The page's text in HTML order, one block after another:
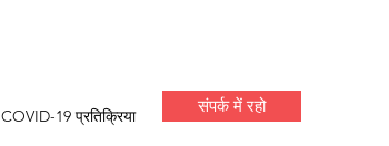
COVID-19 प्रतिक्रिया संपर्क में रहो